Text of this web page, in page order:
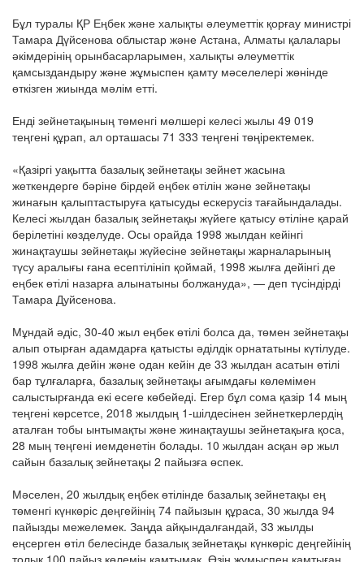
Бұл туралы ҚР Еңбек және халықты әлеуметтік қорғау министрі
Тамара Дүйсенова облыстар және Астана, Алматы қалалары
әкімдерінің орынбасарларымен, халықты әлеуметтік
қамсыздандыру және жұмыспен қамту мәселелері жөнінде
өткізген жиында мәлім етті.
Енді зейнетақының төменгі мөлшері келесі жылы 49 019
теңгені құрап, ал орташасы 71 333 теңгені төңіректемек.
«Қазіргі уақытта базалық зейнетақы зейнет жасына
жеткендерге бәріне бірдей еңбек өтілін және зейнетақы
жинағын қалыптастыруға қатысуды ескерусіз тағайындалады.
Келесі жылдан базалық зейнетақы жүйеге қатысу өтіліне қарай
берілетіні көзделуде. Осы орайда 1998 жылдан кейінгі
жинақтаушы зейнетақы жүйесіне зейнетақы жарналарының
түсу аралығы ғана есептілініп қоймай, 1998 жылға дейінгі де
еңбек өтілі назарға алынатыны болжануда», — деп түсіндірді
Тамара Дуйсенова.
Мұндай әдіс, 30-40 жыл еңбек өтілі болса да, төмен зейнетақы
алып отырған адамдарға қатысты әділдік орнататыны күтілуде.
1998 жылға дейін және одан кейін де 33 жылдан асатын өтілі
бар тұлғаларға, базалық зейнетақы ағымдағы көлемімен
салыстырғанда екі есеге көбейеді. Егер бұл сома қазір 14 мың
теңгені көрсетсе, 2018 жылдың 1-шілдесінен зейнеткерлердің
аталған тобы ынтымақты және жинақтаушы зейнетақыға қоса,
28 мың теңгені иемденетін болады. 10 жылдан асқан әр жыл
сайын базалық зейнетақы 2 пайызға өспек.
Мәселен, 20 жылдық еңбек өтілінде базалық зейнетақы ең
төменгі күнкөріс деңгейінің 74 пайызын құраса, 30 жылда 94
пайызды межелемек. Заңда айқындалғандай, 33 жылды
еңсерген өтіл белесінде базалық зейнетақы күнкөріс деңгейінің